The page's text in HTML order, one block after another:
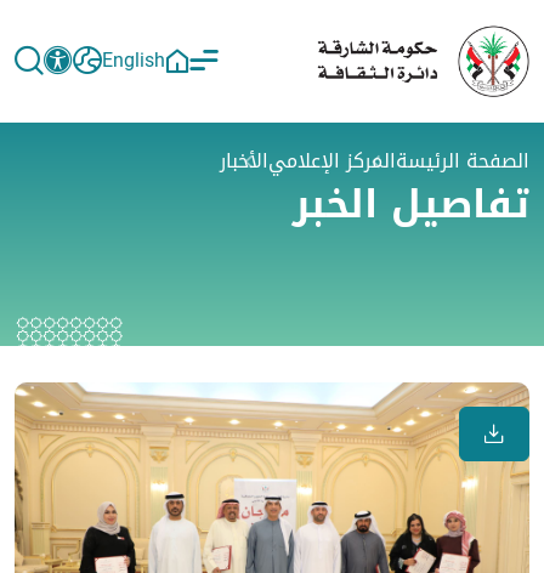
English
الصفحة الرئيسةالمركز الإعلاميالأخبار
تفاصيل الخبر